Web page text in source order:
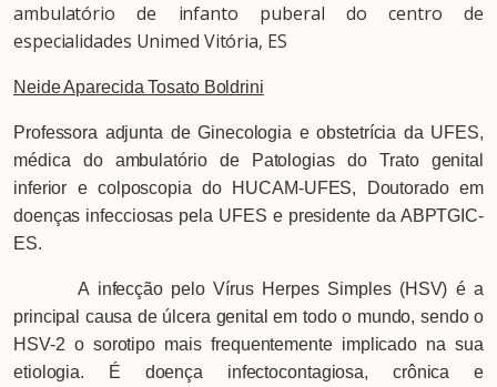
ambulatório de infanto puberal do centro de
especialidades Unimed Vitória, ES
Neide Aparecida Tosato Boldrini
Professora adjunta de Ginecologia e obstetrícia da UFES,
médica do ambulatório de Patologias do Trato genital
inferior e colposcopia do HUCAM-UFES, Doutorado em
doenças infecciosas pela UFES e presidente da ABPTGIC-
ES.
A infecção pelo Vírus Herpes Simples (HSV) é a
principal causa de úlcera genital em todo o mundo, sendo o
HSV-2 o sorotipo mais frequentemente implicado na sua
etiologia. É doença infectocontagiosa, crônica e